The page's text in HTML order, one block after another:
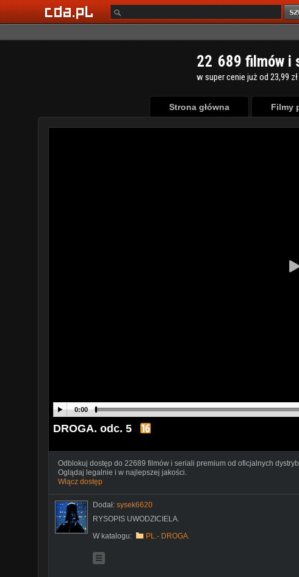
22 689 filmów i
w super cenie już od 23,99
Strona główna Filmy
0:00
DROGA. odc. 5
Odblokuj dostęp do 22689 filmów i seriali premium od oficjalnych
Oglądaj legalnie i w najlepszej jakości.
Włącz dostęp
Dodał: sysek6620
RYSOPIS UWODZICIELA.
W katalogu:
PL.- DROGA.